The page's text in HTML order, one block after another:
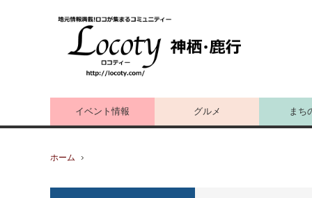
イベント情報 グルメ まち
ホーム